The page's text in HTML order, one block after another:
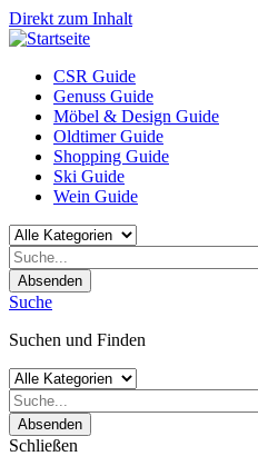
Direkt zum Inhalt
CSR Guide
Genuss Guide
Möbel & Design Guide
Oldtimer Guide
Shopping Guide
Ski Guide
Wein Guide
Absenden
Suche
Suchen und Finden
Absenden
Schließen